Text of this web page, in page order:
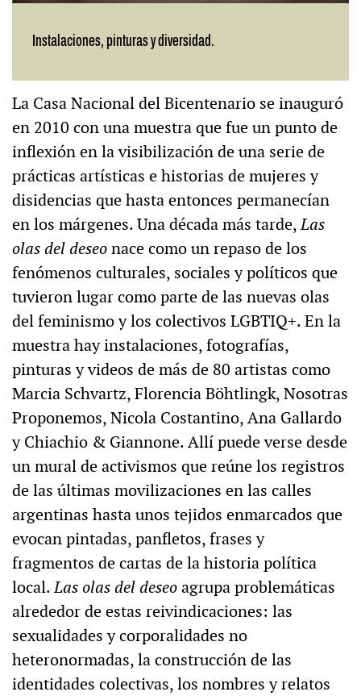
Instalaciones, pinturas y diversidad.
La Casa Nacional del Bicentenario se inauguró
en 2010 con una muestra que fue un punto de
inflexión en la visibilización de una serie de
prácticas artísticas e historias de mujeres y
disidencias que hasta entonces permanecían
en los márgenes. Una década más tarde,Las
olas del deseonace como un repaso de los
fenómenos culturales, sociales y políticos que
tuvieron lugar como parte de las nuevas olas
del feminismo y los colectivos LGBTIQ+. En la
muestra hay instalaciones, fotografías,
pinturas y videos de más de 80 artistas como
Marcia Schvartz, Florencia Böhtlingk, Nosotras
Proponemos, Nicola Costantino, Ana Gallardo
y Chiachio & Giannone. Allí puede verse desde
un mural de activismos que reúne los registros
de las últimas movilizaciones en las calles
argentinas hasta unos tejidos enmarcados que
evocan pintadas, panfletos, frases y
fragmentos de cartas de la historia política
local.Las olas del deseoagrupa problemáticas
alrededor de estas reivindicaciones: las
sexualidades y corporalidades no
heteronormadas, la construcción de las
identidades colectivas, los nombres y relatos